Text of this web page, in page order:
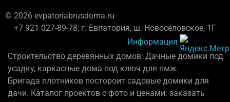
© 2026 evpatoriabrusdoma.ru
+7 921 027-89-78; г. Евпатория, ш. Новосёловское, 1Г
Информация
Строительство деревянных домов: Дачные домики под
усадку, каркасные дома под ключ для пмж.
Бригада плотников постороит садовые домики для
дачи. Каталог проектов с фото и ценами: заказать